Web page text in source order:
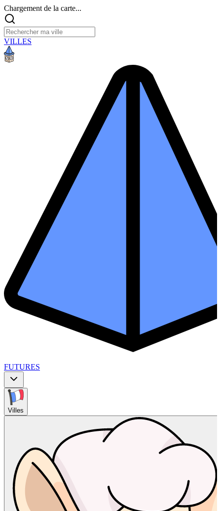
Chargement de la carte...
VILLES
FUTURES
Villes